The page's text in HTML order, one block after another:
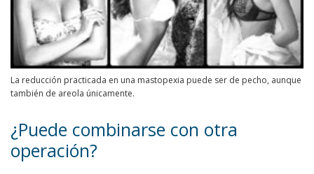
La reducción practicada en una mastopexia puede ser de pecho, aunque
también de areola únicamente.
¿Puede combinarse con otra
operación?